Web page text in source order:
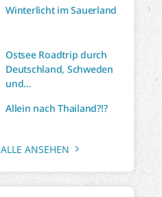
Winterlicht im Sauerland
Ostsee Roadtrip durch
Deutschland, Schweden
und…
Allein nach Thailand?!?
ALLE ANSEHEN